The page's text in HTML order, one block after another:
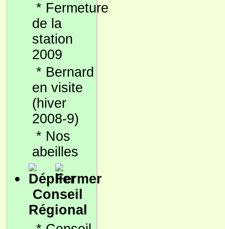
* Fermeture
de la
station
2009
* Bernard
en visite
(hiver
2008-9)
* Nos
abeilles
Conseil
Régional